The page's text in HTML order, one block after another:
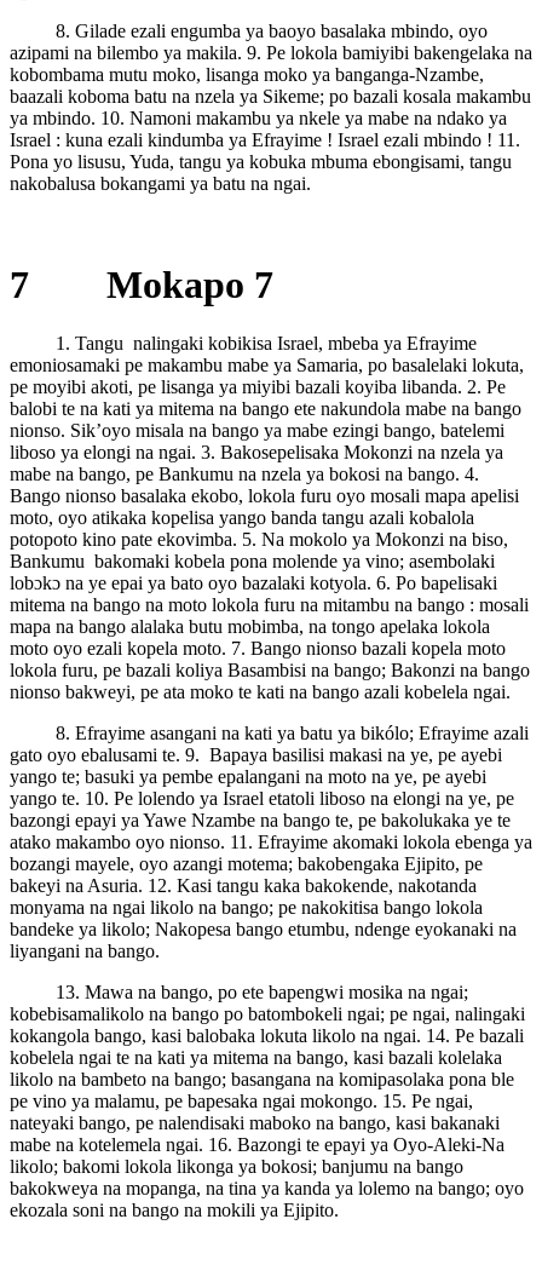
8. Gilade ezali engumba ya baoyo basalaka mbindo, oyo
azipami na bilembo ya makila. 9. Pe lokola bamiyibi bakengelaka na
kobombama mutu moko, lisanga moko ya banganga-Nzambe,
baazali koboma batu na nzela ya Sikeme; po bazali kosala makambu
ya mbindo. 10. Namoni makambu ya nkele ya mabe na ndako ya
Israel : kuna ezali kindumba ya Efrayime ! Israel ezali mbindo ! 11.
Pona yo lisusu, Yuda, tangu ya kobuka mbuma ebongisami, tangu
nakobalusa bokangami ya batu na ngai.
7 Mokapo 7
1. Tangu nalingaki kobikisa Israel, mbeba ya Efrayime
emoniosamaki pe makambu mabe ya Samaria, po basalelaki lokuta,
pe moyibi akoti, pe lisanga ya miyibi bazali koyiba libanda. 2. Pe
balobi te na kati ya mitema na bango ete nakundola mabe na bango
nionso. Sik’oyo misala na bango ya mabe ezingi bango, batelemi
liboso ya elongi na ngai. 3. Bakosepelisaka Mokonzi na nzela ya
mabe na bango, pe Bankumu na nzela ya bokosi na bango. 4.
Bango nionso basalaka ekobo, lokola furu oyo mosali mapa apelisi
moto, oyo atikaka kopelisa yango banda tangu azali kobalola
potopoto kino pate ekovimba. 5. Na mokolo ya Mokonzi na biso,
Bankumu bakomaki kobela pona molende ya vino; asembolaki
lobɔkɔ na ye epai ya bato oyo bazalaki kotyola. 6. Po bapelisaki
mitema na bango na moto lokola furu na mitambu na bango : mosali
mapa na bango alalaka butu mobimba, na tongo apelaka lokola
moto oyo ezali kopela moto. 7. Bango nionso bazali kopela moto
lokola furu, pe bazali koliya Basambisi na bango; Bakonzi na bango
nionso bakweyi, pe ata moko te kati na bango azali kobelela ngai.
8. Efrayime asangani na kati ya batu ya bikólo; Efrayime azali
gato oyo ebalusami te. 9. Bapaya basilisi makasi na ye, pe ayebi
yango te; basuki ya pembe epalangani na moto na ye, pe ayebi
yango te. 10. Pe lolendo ya Israel etatoli liboso na elongi na ye, pe
bazongi epayi ya Yawe Nzambe na bango te, pe bakolukaka ye te
atako makambo oyo nionso. 11. Efrayime akomaki lokola ebenga ya
bozangi mayele, oyo azangi motema; bakobengaka Ejipito, pe
bakeyi na Asuria. 12. Kasi tangu kaka bakokende, nakotanda
monyama na ngai likolo na bango; pe nakokitisa bango lokola
bandeke ya likolo; Nakopesa bango etumbu, ndenge eyokanaki na
liyangani na bango.
13. Mawa na bango, po ete bapengwi mosika na ngai;
kobebisamalikolo na bango po batombokeli ngai; pe ngai, nalingaki
kokangola bango, kasi balobaka lokuta likolo na ngai. 14. Pe bazali
kobelela ngai te na kati ya mitema na bango, kasi bazali kolelaka
likolo na bambeto na bango; basangana na komipasolaka pona ble
pe vino ya malamu, pe bapesaka ngai mokongo. 15. Pe ngai,
nateyaki bango, pe nalendisaki maboko na bango, kasi bakanaki
mabe na kotelemela ngai. 16. Bazongi te epayi ya Oyo-Aleki-Na
likolo; bakomi lokola likonga ya bokosi; banjumu na bango
bakokweya na mopanga, na tina ya kanda ya lolemo na bango; oyo
ekozala soni na bango na mokili ya Ejipito.